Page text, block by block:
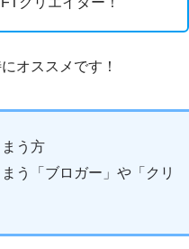
オススメです！
う方
う「ブロガー」や「クリ